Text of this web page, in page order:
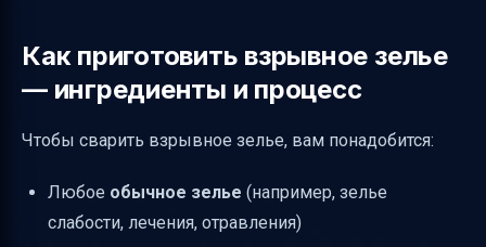
Как приготовить взрывное зелье
— ингредиенты и процесс
Чтобы сварить взрывное зелье, вам понадобится:
Любое обычное зелье (например, зелье
слабости, лечения, отравления)